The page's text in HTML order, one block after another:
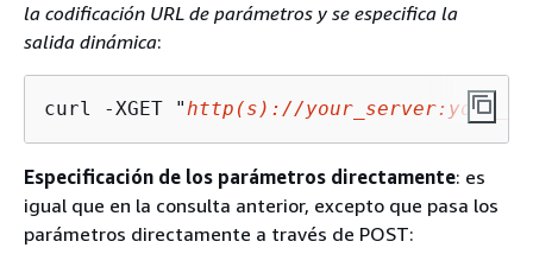
la codificación URL de parámetros y se especifica la
salida dinámica:
curl -XGET "http(s)://
Especificación de los parámetros directamente: es
igual que en la consulta anterior, excepto que pasa los
parámetros directamente a través de POST: